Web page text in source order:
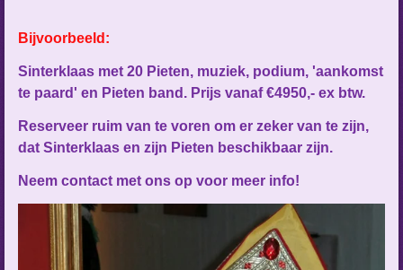
Bijvoorbeeld:
Sinterklaas met 20 Pieten, muziek, podium, 'aankomst
te paard' en Pieten band. Prijs vanaf €4950,- ex btw.
Reserveer ruim van te voren om er zeker van te zijn,
dat Sinterklaas en zijn Pieten beschikbaar zijn.
Neem contact met ons op voor meer info!